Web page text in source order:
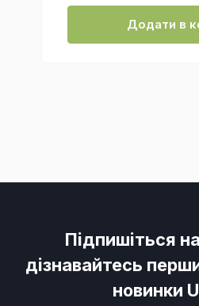
Додати в
Підпишіться
дізнавайтесь
новинки